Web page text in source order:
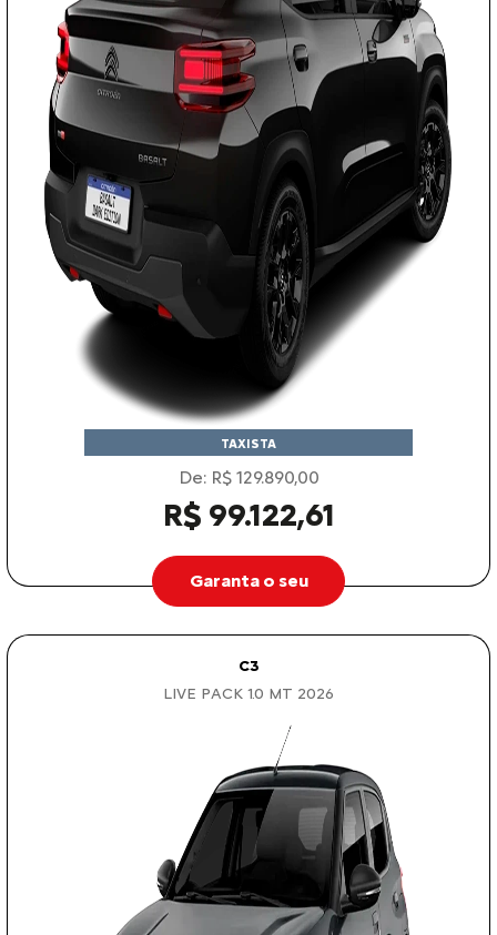
TAXISTA
De: R$ 129.890,00
R$ 99.122,61
Garanta o seu
C3
LIVE PACK 1.0 MT 2026